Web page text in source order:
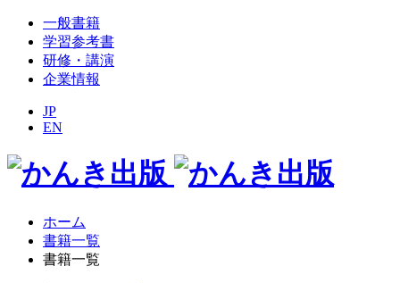
一般書籍
学習参考書
研修・講演
企業情報
JP
EN
ホーム
書籍一覧
書籍一覧